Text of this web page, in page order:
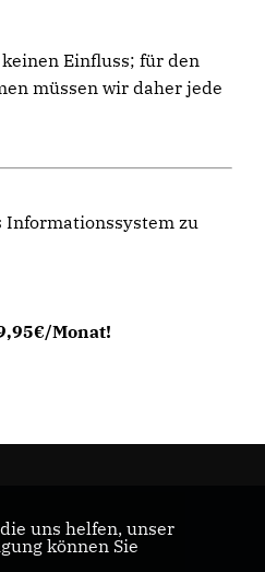
Einfluss; für den
müssen wir daher jede
Informationssystem zu
Monat!
uns helfen, unser
können Sie